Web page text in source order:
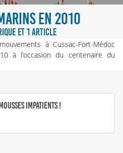
EN 2010
ET 1 ARTICLE
à Cussac-Fort-Médoc
à l’occasion du centenaire du
impatients !